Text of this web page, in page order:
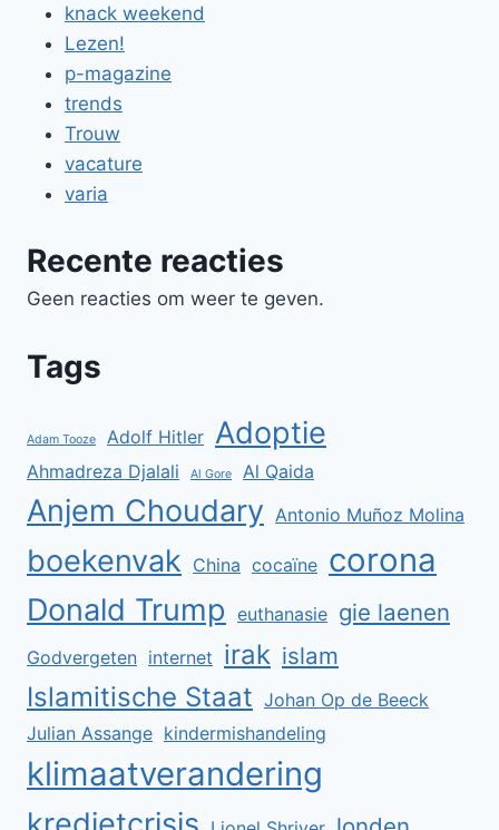
knack weekend
Lezen!
p-magazine
trends
Trouw
vacature
varia
Recente reacties
Geen reacties om weer te geven.
Tags
Adam Tooze Adolf Hitler Adoptie
Ahmadreza Djalali Al Gore Al Qaida
Anjem Choudary Antonio Muñoz Molina
boekenvak China cocaïne corona
Donald Trump euthanasie gie laenen
Godvergeten internet irak islam
Islamitische Staat Johan Op de Beeck
Julian Assange kindermishandeling
klimaatverandering